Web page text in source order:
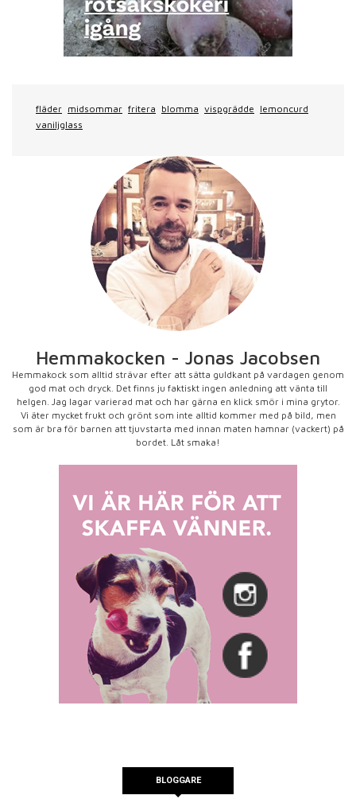
fläder midsommar fritera blomma vispgrädde lemoncurd
vaniljglass
Hemmakocken - Jonas Jacobsen
Hemmakock som alltid strävar efter att sätta guldkant på vardagen genom
god mat och dryck. Det finns ju faktiskt ingen anledning att vänta till
helgen. Jag lagar varierad mat och har gärna en klick smör i mina grytor.
Vi äter mycket frukt och grönt som inte alltid kommer med på bild, men
som är bra för barnen att tjuvstarta med innan maten hamnar (vackert) på
bordet. Låt smaka!
BLOGGARE